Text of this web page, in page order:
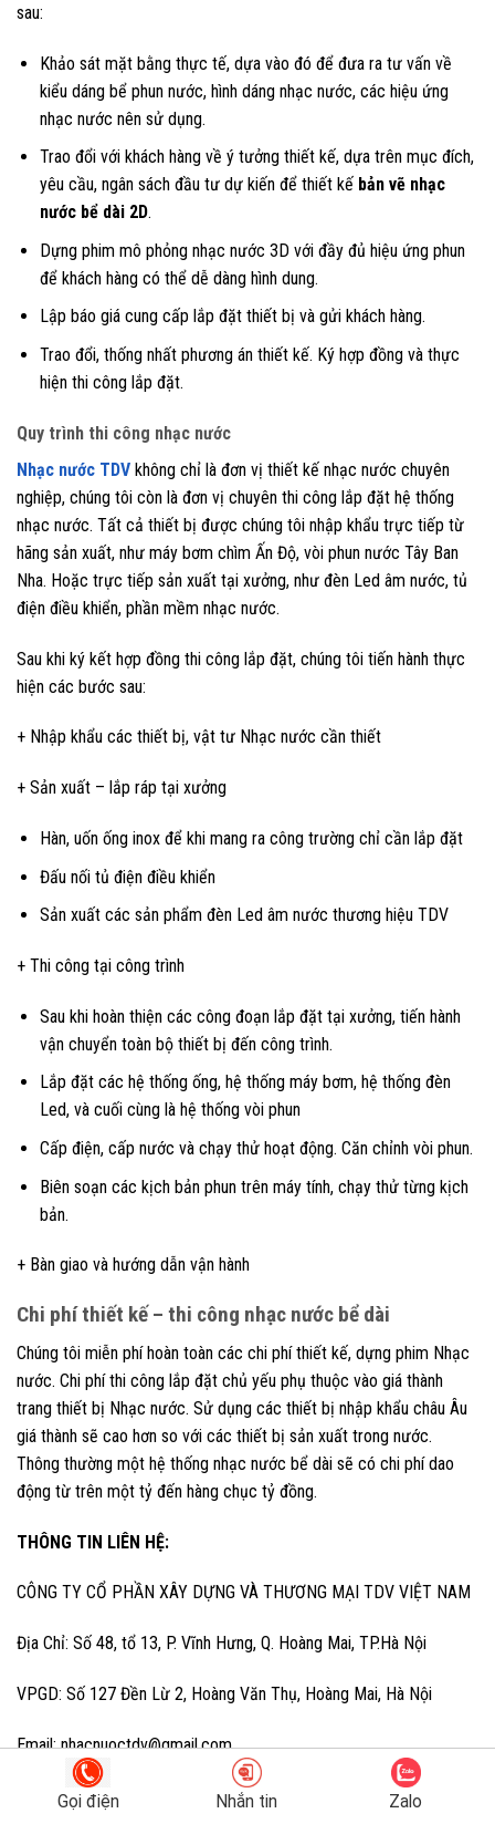
sau:
Khảo sát mặt bằng thực tế, dựa vào đó để đưa ra tư vấn về
kiểu dáng bể phun nước, hình dáng nhạc nước, các hiệu ứng
nhạc nước nên sử dụng.
Trao đổi với khách hàng về ý tưởng thiết kế, dựa trên mục đích,
yêu cầu, ngân sách đầu tư dự kiến để thiết kế bản vẽ nhạc
nước bể dài 2D.
Dựng phim mô phỏng nhạc nước 3D với đầy đủ hiệu ứng phun
để khách hàng có thể dễ dàng hình dung.
Lập báo giá cung cấp lắp đặt thiết bị và gửi khách hàng.
Trao đổi, thống nhất phương án thiết kế. Ký hợp đồng và thực
hiện thi công lắp đặt.
Quy trình thi công nhạc nước
Nhạc nước TDV không chỉ là đơn vị thiết kế nhạc nước chuyên
nghiệp, chúng tôi còn là đơn vị chuyên thi công lắp đặt hệ thống
nhạc nước. Tất cả thiết bị được chúng tôi nhập khẩu trực tiếp từ
hãng sản xuất, như máy bơm chìm Ấn Độ, vòi phun nước Tây Ban
Nha. Hoặc trực tiếp sản xuất tại xưởng, như đèn Led âm nước, tủ
điện điều khiển, phần mềm nhạc nước.
Sau khi ký kết hợp đồng thi công lắp đặt, chúng tôi tiến hành thực
hiện các bước sau:
+ Nhập khẩu các thiết bị, vật tư Nhạc nước cần thiết
+ Sản xuất – lắp ráp tại xưởng
Hàn, uốn ống inox để khi mang ra công trường chỉ cần lắp đặt
Đấu nối tủ điện điều khiển
Sản xuất các sản phẩm đèn Led âm nước thương hiệu TDV
+ Thi công tại công trình
Sau khi hoàn thiện các công đoạn lắp đặt tại xưởng, tiến hành
vận chuyển toàn bộ thiết bị đến công trình.
Lắp đặt các hệ thống ống, hệ thống máy bơm, hệ thống đèn
Led, và cuối cùng là hệ thống vòi phun
Cấp điện, cấp nước và chạy thử hoạt động. Căn chỉnh vòi phun.
Biên soạn các kịch bản phun trên máy tính, chạy thử từng kịch
bản.
+ Bàn giao và hướng dẫn vận hành
Chi phí thiết kế – thi công nhạc nước bể dài
Chúng tôi miễn phí hoàn toàn các chi phí thiết kế, dựng phim Nhạc
nước. Chi phí thi công lắp đặt chủ yếu phụ thuộc vào giá thành
trang thiết bị Nhạc nước. Sử dụng các thiết bị nhập khẩu châu Âu
giá thành sẽ cao hơn so với các thiết bị sản xuất trong nước.
Thông thường một hệ thống nhạc nước bể dài sẽ có chi phí dao
động từ trên một tỷ đến hàng chục tỷ đồng.
THÔNG TIN LIÊN HỆ:
CÔNG TY CỔ PHẦN XÂY DỰNG VÀ THƯƠNG MẠI TDV VIỆT NAM
Địa Chỉ: Số 48, tổ 13, P. Vĩnh Hưng, Q. Hoàng Mai, TP.Hà Nội
VPGD: Số 127 Đền Lừ 2, Hoàng Văn Thụ, Hoàng Mai, Hà Nội
Email: nhacnuoctdv@gmail.com
P.Dự án: 0912 850 335
Gọi điện Nhắn tin Zalo